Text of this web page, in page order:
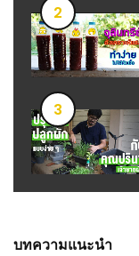
2
3
บทความแนะนำ